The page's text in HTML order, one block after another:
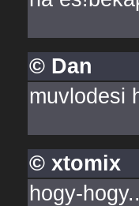
© Dan
muvlodesi
© xtomix
hogy-